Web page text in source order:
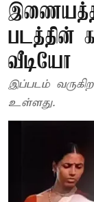
படத்தின்
வீடியோ
இப்படம்
உள்ளது.